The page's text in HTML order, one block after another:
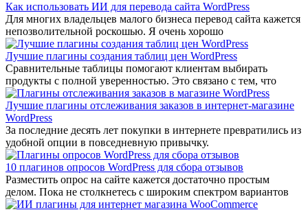
Как использовать ИИ для перевода сайта WordPress
Для многих владельцев малого бизнеса перевод сайта кажется
непозволительной роскошью. Я очень хорошо
Лучшие плагины создания таблиц цен WordPress
Сравнительные таблицы помогают клиентам выбирать
продукты с полной уверенностью. Это связано с тем, что
Лучшие плагины отслеживания заказов в интернет-магазине
WordPress
За последние десять лет покупки в интернете превратились из
удобной опции в повседневную привычку.
10 плагинов опросов WordPress для сбора отзывов
Разместить опрос на сайте кажется достаточно простым
делом. Пока не столкнетесь с широким спектром вариантов